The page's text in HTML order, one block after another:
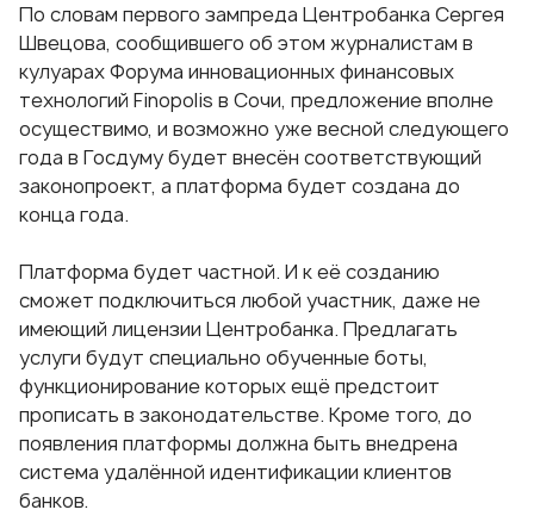
По словам первого зампреда Центробанка Сергея
Швецова, сообщившего об этом журналистам в
кулуарах Форума инновационных финансовых
технологий Finopolis в Сочи, предложение вполне
осуществимо, и возможно уже весной следующего
года в Госдуму будет внесён соответствующий
законопроект, а платформа будет создана до
конца года.
Платформа будет частной. И к её созданию
сможет подключиться любой участник, даже не
имеющий лицензии Центробанка. Предлагать
услуги будут специально обученные боты,
функционирование которых ещё предстоит
прописать в законодательстве. Кроме того, до
появления платформы должна быть внедрена
система удалённой идентификации клиентов
банков.